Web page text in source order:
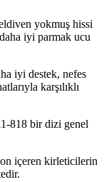
yokmuş hissi
iyi parmak ucu
iyi destek, nefes
karşılıklı
818 bir dizi genel
içeren kirleticilerin